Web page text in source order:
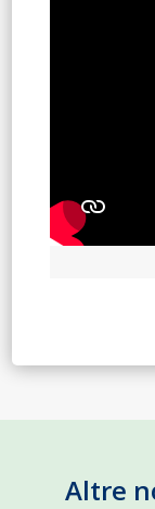
Altre